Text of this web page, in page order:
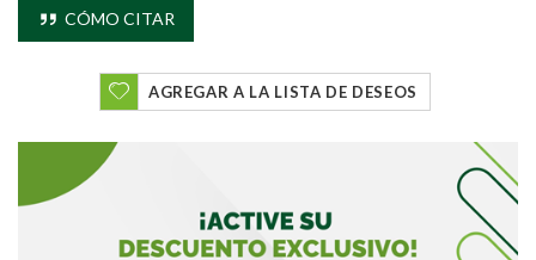
Buscar
CÓMO CITAR
AGREGAR A LA LISTA DE DESEOS